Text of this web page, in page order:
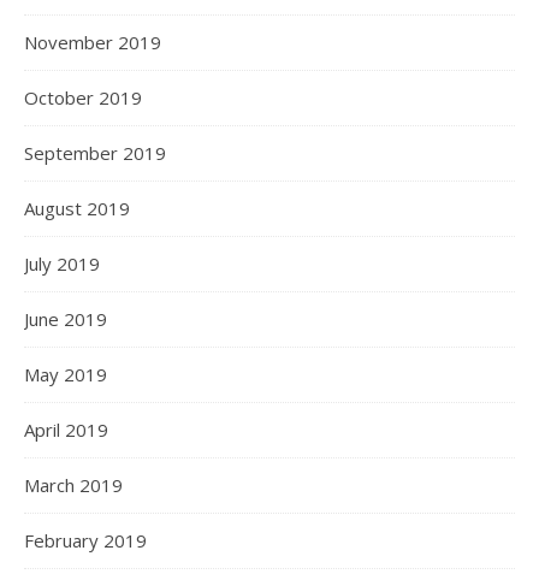
November 2019
October 2019
September 2019
August 2019
July 2019
June 2019
May 2019
April 2019
March 2019
February 2019